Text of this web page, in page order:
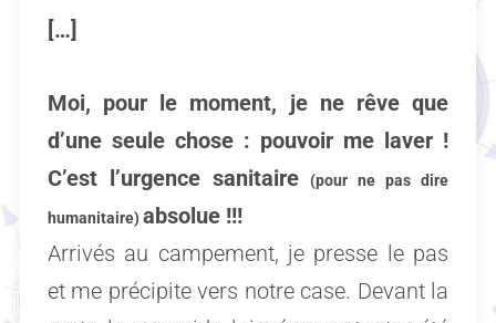
[…]
Moi, pour le moment, je ne rêve que
d’une seule chose : pouvoir me laver !
C’est l’urgence sanitaire
(pour ne pas dire
humanitaire) absolue !!!
Arrivés au campement, je presse le pas
et me précipite vers notre case. Devant la